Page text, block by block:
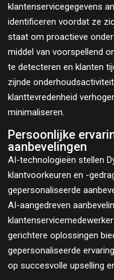
klantenservicegegevens
identificeren voordat ze
staat om proactieve
middel van voorspellend
te detecteren en klanten
zijnde
klanttevredenheid
minimaliseren.
Persoonlijke
aanbevelingen
AI-technologieën stellen
klantvoorkeuren en -
gepersonaliseerde
AI-aangedreven
gerichtere oplossingen
gepersonaliseerde
op succesvolle upselling